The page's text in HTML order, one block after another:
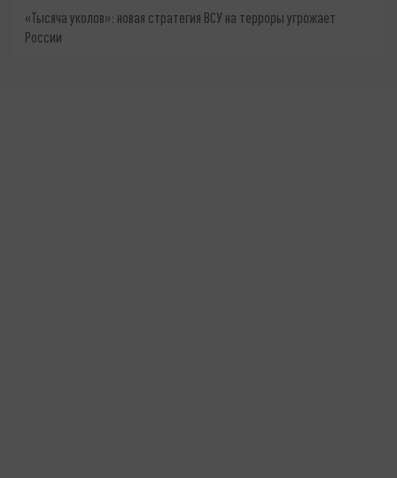
«Тысяча уколов»: новая стратегия ВСУ на терроры угрожает
России